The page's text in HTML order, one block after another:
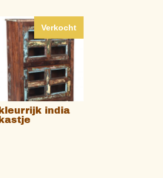
Verkocht
kleurrijk india
kastje